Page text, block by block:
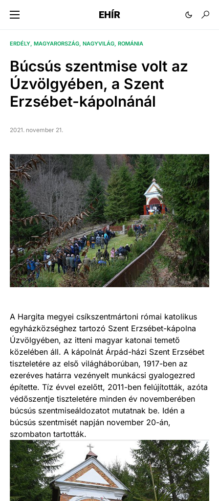
EHÍR
ERDÉLY MAGYARORSZÁG NAGYVILÁG ROMÁNIA
Búcsús szentmise volt az
Úzvölgyében, a Szent
Erzsébet-kápolnánál
2021. november 21.
A Hargita megyei csíkszentmártoni római katolikus
egyházközséghez tartozó Szent Erzsébet-kápolna
Úzvölgyében, az itteni magyar katonai temető
közelében áll. A kápolnát Árpád-házi Szent Erzsébet
tiszteletére az első világháborúban, 1917-ben az
ezeréves határra vezényelt munkácsi gyalogezred
építette. Tíz évvel ezelőtt, 2011-ben felújították, azóta
védőszentje tiszteletére minden év novemberében
búcsús szentmiseáldozatot mutatnak be. Idén a
búcsús szentmisét napján november 20-án,
szombaton tartották.